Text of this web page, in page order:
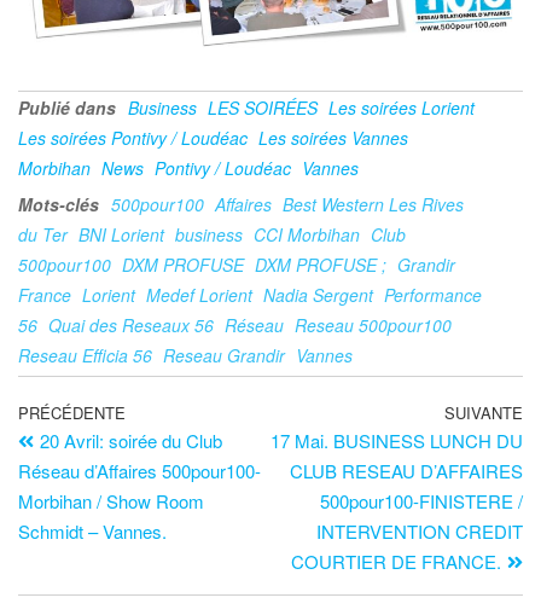
Publié dans Business LES SOIRÉES Les soirées Lorient
Les soirées Pontivy / Loudéac Les soirées Vannes
Morbihan News Pontivy / Loudéac Vannes
Mots-clés 500pour100 Affaires Best Western Les Rives
du Ter BNI Lorient business CCI Morbihan Club
500pour100 DXM PROFUSE DXM PROFUSE ; Grandir
France Lorient Medef Lorient Nadia Sergent Performance
56 Quai des Reseaux 56 Réseau Reseau 500pour100
Reseau Efficia 56 Reseau Grandir Vannes
PRÉCÉDENTE
20 Avril: soirée du Club
Réseau d’Affaires 500pour100-
Morbihan / Show Room
Schmidt – Vannes.
SUIVANTE
17 Mai. BUSINESS LUNCH DU
CLUB RESEAU D’AFFAIRES
500pour100-FINISTERE /
INTERVENTION CREDIT
COURTIER DE FRANCE.